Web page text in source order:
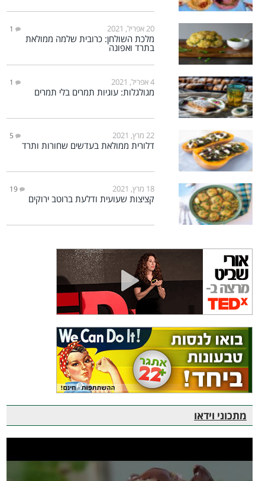
20 אפריל, 2021 1
מלכת השולחן: כרובית שלמה ממולאת
בתרד ואפונה
4 אפריל, 2021 1
מגולגלות: עוגיות תמרים בלי תמרים
22 מרץ, 2021 5
דלורית ממולאת בעדשים שחורות ותרד
18 מרץ, 2021 19
קציצות שעועית ודלעת ברוטב ירוקים
מתכוני וידאו